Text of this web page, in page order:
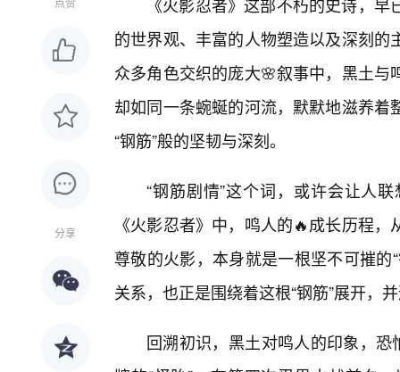
分享
的世界观、丰富的人物塑造以及深刻
众多角色交织的庞大🌸叙事中，黑土
却如同一条蜿蜒的河流，默默地滋养
“钢筋”般的坚韧与深刻。
“钢筋剧情”这个词，或许会让人
《火影忍者》中，鸣人的🔥成长历程
尊敬的火影，本身就是一根坚不可摧
关系，也正是围绕着这根“钢筋”展开，
回溯初识，黑土对鸣人的印象，恐